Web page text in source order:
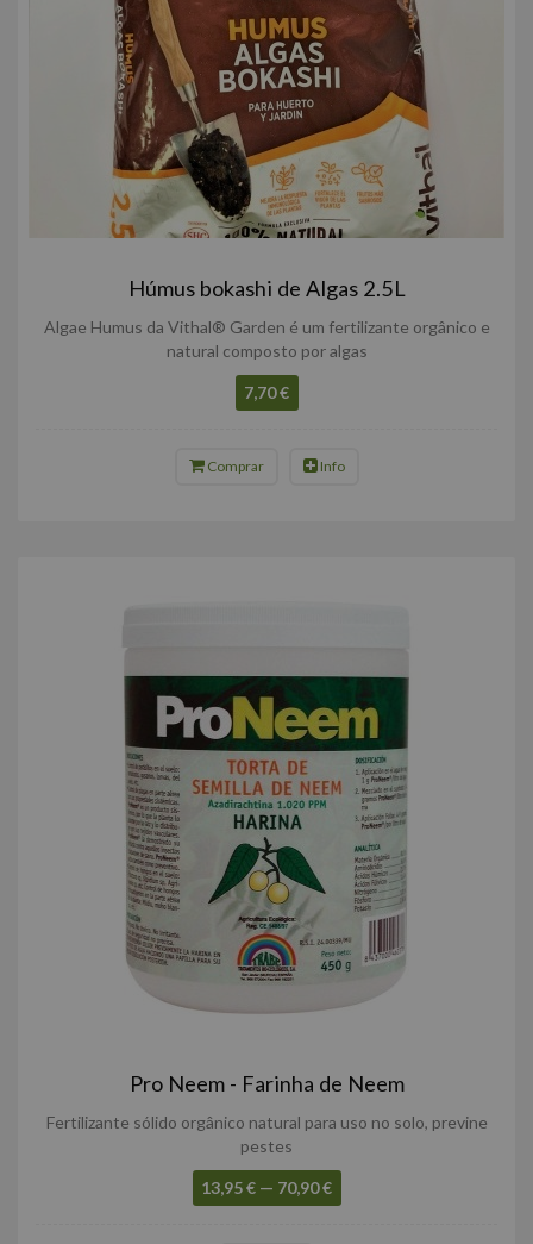
Húmus bokashi de Algas 2.5L
Algae Humus da Vithal® Garden é um fertilizante orgânico e
natural composto por algas
7,70 €
Comprar Info
Pro Neem - Farinha de Neem
Fertilizante sólido orgânico natural para uso no solo, previne
pestes
13,95 € — 70,90 €